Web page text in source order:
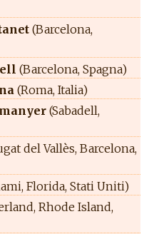
(Barcelona,
(Barcelona, Spagna)
(Roma, Italia)
(Sabadell,
del Vallès, Barcelona,
Florida, Stati Uniti)
Rhode Island,